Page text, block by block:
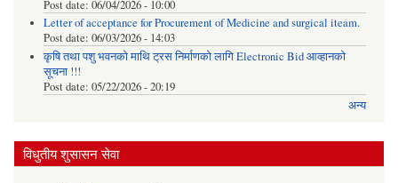
Post date: 06/04/2026 - 10:00
Letter of acceptance for Procurement of Medicine and surgical iteam.
Post date: 06/03/2026 - 14:03
कृषि तथा पशु भवनको माथि ट्रस निर्माणको लागि Electronic Bid आव्हानको
सूचना !!!
Post date: 05/22/2026 - 20:19
अन्य
विधुतीय शुसासन सेवा